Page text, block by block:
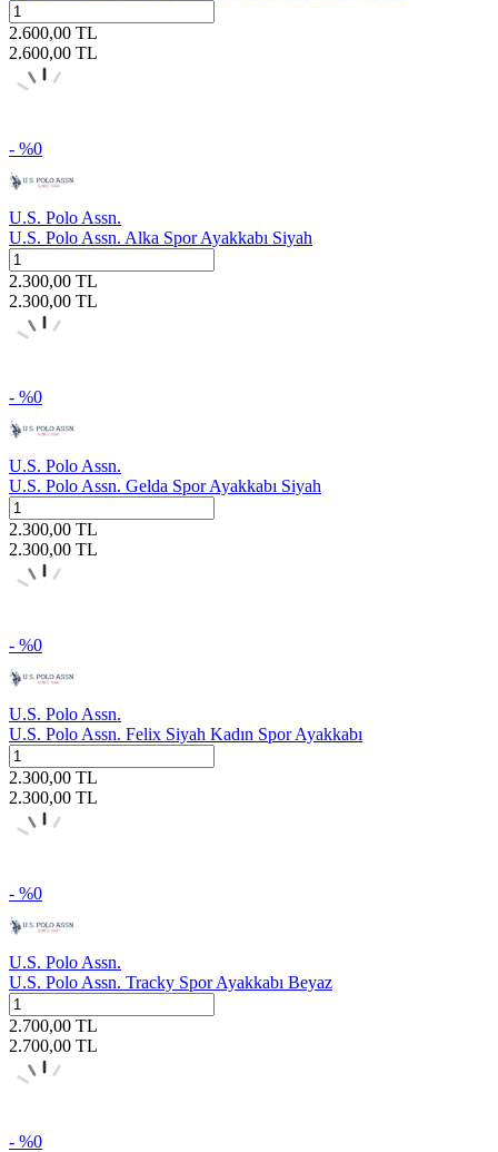
2.600,00 TL
2.600,00 TL
- %0
U.S. Polo Assn.
U.S. Polo Assn. Alka Spor Ayakkabı Siyah
2.300,00 TL
2.300,00 TL
- %0
U.S. Polo Assn.
U.S. Polo Assn. Gelda Spor Ayakkabı Siyah
2.300,00 TL
2.300,00 TL
- %0
U.S. Polo Assn.
U.S. Polo Assn. Felix Siyah Kadın Spor Ayakkabı
2.300,00 TL
2.300,00 TL
- %0
U.S. Polo Assn.
U.S. Polo Assn. Tracky Spor Ayakkabı Beyaz
2.700,00 TL
2.700,00 TL
- %0